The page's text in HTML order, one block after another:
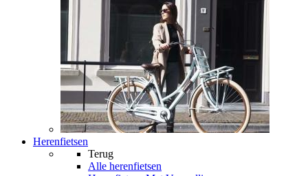
Herenfietsen
Terug
Alle herenfietsen